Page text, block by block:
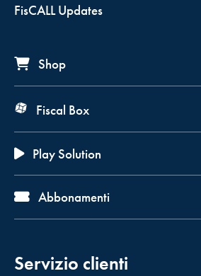
FisCALL Updates
Shop
Fiscal Box
Play Solution
Abbonamenti
Servizio clienti